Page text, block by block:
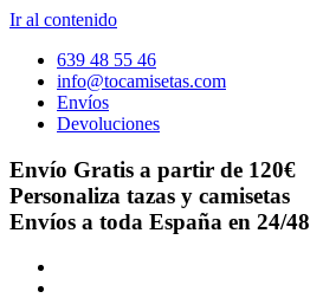
Ir al contenido
639 48 55 46
info@tocamisetas.com
Envíos
Devoluciones
Envío Gratis a partir de 120€
Personaliza tazas y camisetas
Envíos a toda España en 24/48